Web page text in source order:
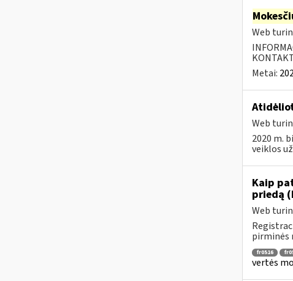
Web
Metai:
Web
2020 m.
veiklos
Kaip
priedą
Web
pirminės
fr0516
vertės